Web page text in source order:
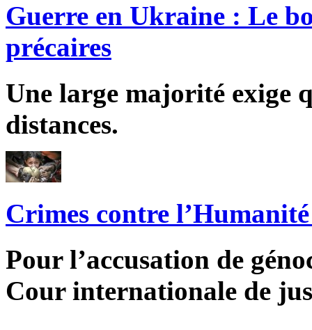
Guerre en Ukraine : Le
précaires
Une large majorité exige
distances.
Crimes contre
Pour l’accusation de
Cour internationale de